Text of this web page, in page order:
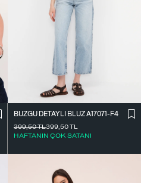
BÜZGÜ DETAYLI BLUZ A17071-F4
399,50TL
HAFTANIN ÇOK SATANI
399,50TL